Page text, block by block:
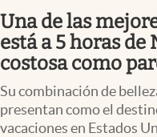
Espiritual
Streaming
PC y mobile
Lifestyle
Una de las
está a 5 horas de
costosa como
Su combinación de
presentan como el
vacaciones en Estados